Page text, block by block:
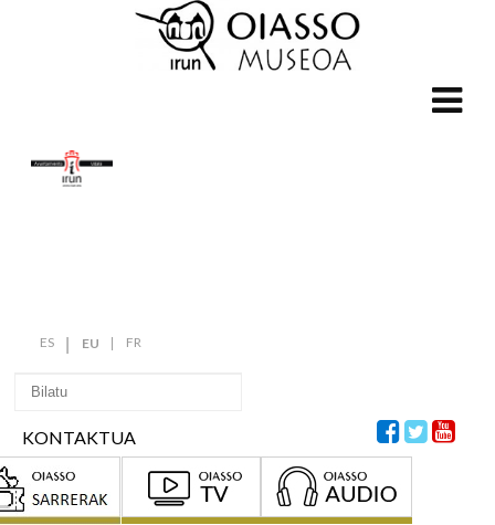
ES EU FR
KONTAKTUA